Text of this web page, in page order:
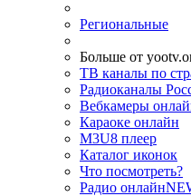
Региональные
Больше от
ТВ каналы по
Радиоканалы
Вебкамеры
Караоке онлайн
M3U8 плеер
Каталог иконок
Что посмотреть?
Радио онлайн